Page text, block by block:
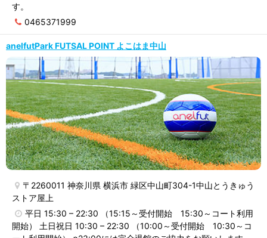
す。
0465371999
anelfutPark FUTSAL POINT よこはま中山
〒2260011 神奈川県 横浜市 緑区中山町304-1中山とうきゅう
ストア屋上
平日 15:30 – 22:30 （15:15～受付開始 15:30～コート利用
開始） 土日祝日 10:30 – 22:30 （10:00～受付開始 10:30～コ